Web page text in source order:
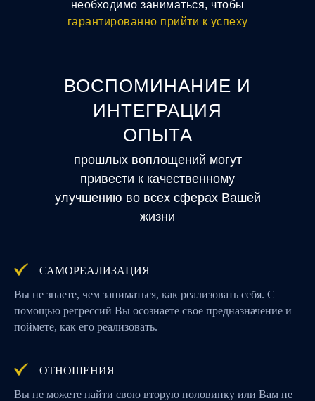
необходимо заниматься, чтобы
гарантированно прийти к успеху
ВОСПОМИНАНИЕ И
ИНТЕГРАЦИЯ
ОПЫТА
прошлых воплощений могут
привести к качественному
улучшению во всех сферах Вашей
жизни
САМОРЕАЛИЗАЦИЯ
Вы не знаете, чем заниматься, как реализовать себя. С
помощью регрессий Вы осознаете свое предназначение и
поймете, как его реализовать.
ОТНОШЕНИЯ
Вы не можете найти свою вторую половинку или Вам не